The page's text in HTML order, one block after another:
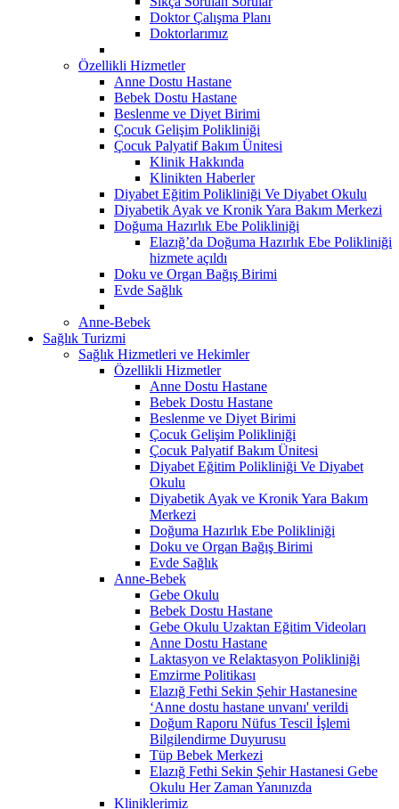
Doktor Çalışma Planı
Doktorlarımız
Özellikli Hizmetler
Anne Dostu Hastane
Bebek Dostu Hastane
Beslenme ve Diyet Birimi
Çocuk Gelişim Polikliniği
Çocuk Palyatif Bakım Ünitesi
Klinik Hakkında
Klinikten Haberler
Diyabet Eğitim Polikliniği Ve Diyabet Okulu
Diyabetik Ayak ve Kronik Yara Bakım Merkezi
Doğuma Hazırlık Ebe Polikliniği
Elazığ’da Doğuma Hazırlık Ebe Polikliniği
hizmete açıldı
Doku ve Organ Bağış Birimi
Evde Sağlık
Anne-Bebek
Sağlık Turizmi
Sağlık Hizmetleri ve Hekimler
Özellikli Hizmetler
Anne Dostu Hastane
Bebek Dostu Hastane
Beslenme ve Diyet Birimi
Çocuk Gelişim Polikliniği
Çocuk Palyatif Bakım Ünitesi
Diyabet Eğitim Polikliniği Ve Diyabet
Okulu
Diyabetik Ayak ve Kronik Yara Bakım
Merkezi
Doğuma Hazırlık Ebe Polikliniği
Doku ve Organ Bağış Birimi
Evde Sağlık
Anne-Bebek
Gebe Okulu
Bebek Dostu Hastane
Gebe Okulu Uzaktan Eğitim Videoları
Anne Dostu Hastane
Laktasyon ve Relaktasyon Polikliniği
Emzirme Politikası
Elazığ Fethi Sekin Şehir Hastanesine
‘Anne dostu hastane unvanı' verildi
Doğum Raporu Nüfus Tescil İşlemi
Bilgilendirme Duyurusu
Tüp Bebek Merkezi
Elazığ Fethi Sekin Şehir Hastanesi Gebe
Okulu Her Zaman Yanınızda
Kliniklerimiz